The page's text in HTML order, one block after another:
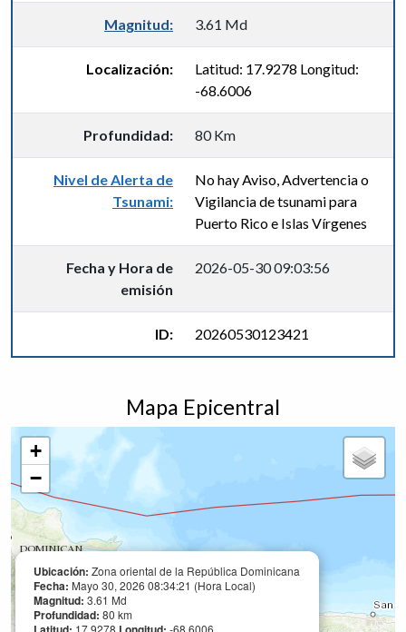
Magnitud: 3.61 Md
Localización:
Latitud: 17.9278 Longitud:
-68.6006
Profundidad: 80 Km
Nivel de Alerta de
Tsunami:
No hay Aviso, Advertencia o
Vigilancia de tsunami para
Puerto Rico e Islas Vírgenes
Fecha y Hora de
emisión
2026-05-30 09:03:56
ID: 20260530123421
Mapa Epicentral
Ubicación: Zona oriental de la República Dominicana
Fecha: Mayo 30, 2026 08:34:21 (Hora Local)
Magnitud: 3.61 Md
Profundidad: 80 km
17.9278 -68.6006
+
−